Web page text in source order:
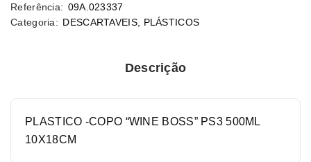
Referência: 09A.023337
Categoria: DESCARTAVEIS, PLÁSTICOS
Descrição
PLASTICO -COPO “WINE BOSS” PS3 500ML
10X18CM